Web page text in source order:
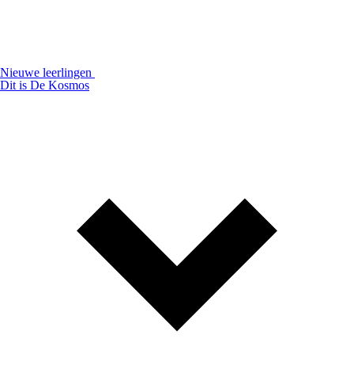
Nieuwe leerlingen
Dit is De Kosmos